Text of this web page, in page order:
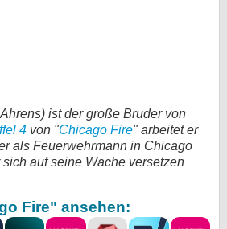
ist der große Bruder von
4 von "Chicago Fire" arbeitet er
als Feuerwehrmann in Chicago
auf seine Wache versetzen
Fire" ansehen:
Forum
bei X
bei Facebook